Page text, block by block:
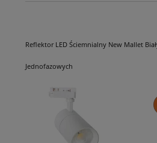
Reflektor LED Ściemnialny New Mallet
Jednofazowych